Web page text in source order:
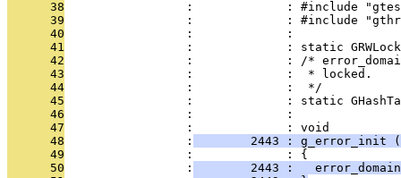
      38
:             : #include
      39
:             : #include
      40
                 :             :
      41
:             : static
      42
:             : /*
      43
                 :             :  * locked.
      44
                 :             :  */
      45
:             : static
      46
                 :             :
      47
                 :             : void
      48
                 :
2443 : g_error_init
      49
                 :             : {
      50
                 :
2443 :